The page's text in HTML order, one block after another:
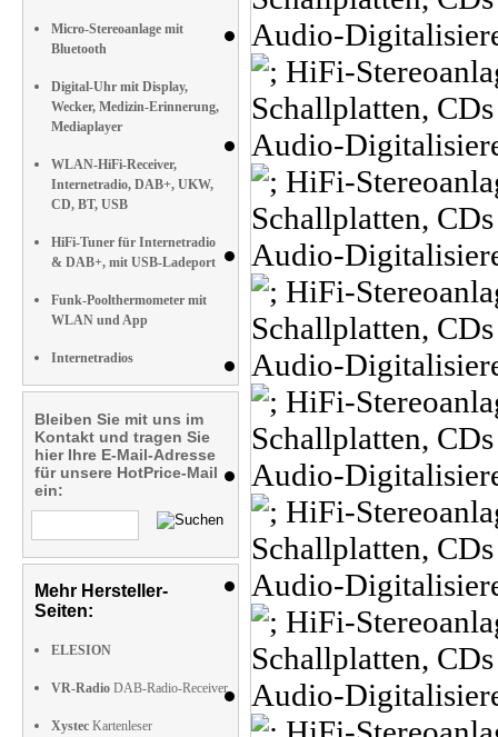
Micro-Stereoanlage mit
Bluetooth
Digital-Uhr mit Display,
Wecker, Medizin-Erinnerung,
Mediaplayer
WLAN-HiFi-Receiver,
Internetradio, DAB+, UKW,
CD, BT, USB
HiFi-Tuner für Internetradio
& DAB+, mit USB-Ladeport
Funk-Poolthermometer mit
WLAN und App
Internetradios
Bleiben Sie mit uns im
Kontakt und tragen Sie
hier Ihre E-Mail-Adresse
für unsere HotPrice-Mail
ein:
Mehr Hersteller-
Seiten:
ELESION
VR-Radio DAB-Radio-Receiver
Xystec Kartenleser